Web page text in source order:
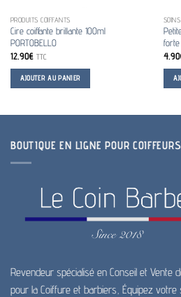
PRODUITS COIFFANTS
Cire coiffante brillante 100ml
PORTOBELLO
12.90€ TTC
AJOUTER AU PANIER
4.90
BOUTIQUE EN LIGNE POUR
Revendeur spécialisé en Conseil et Vente
pour la Coiffure et barbiers, Équipez